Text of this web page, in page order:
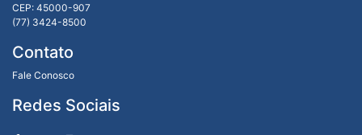
CEP: 45000-907
(77) 3424-8500
Contato
Fale Conosco
Redes Sociais